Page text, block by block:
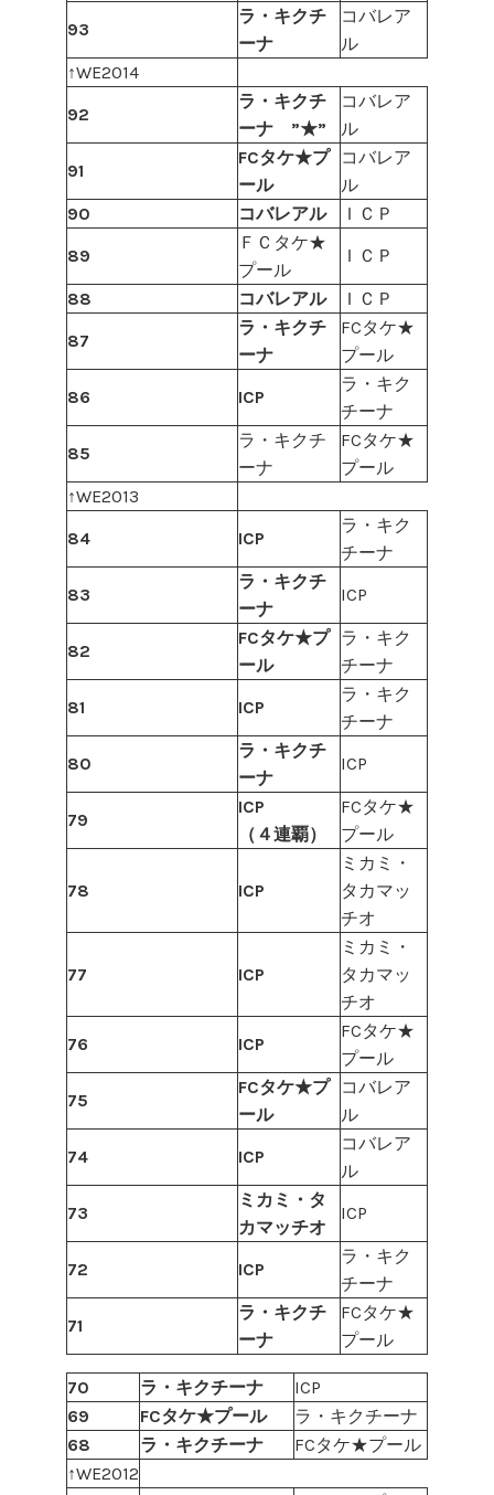
93
ラ・キクチ
ーナ
コバレア
ル
↑WE2014
92
ラ・キクチ
ーナ ”★”
コバレア
ル
91
FCタケ★プ
ール
コバレア
ル
90
コバレアル
ＩＣＰ
89
ＦＣタケ★
プール
ＩＣＰ
88 コバレアル
ＩＣＰ
87
ラ・キクチ
ーナ
FCタケ★
プール
86
ICP
ラ・キク
チーナ
85
ラ・キクチ
ーナ
FCタケ★
プール
↑WE2013
84
ICP
ラ・キク
チーナ
83
ラ・キクチ
ーナ
ICP
82
FCタケ★プ
ール
ラ・キク
チーナ
81
ICP
ラ・キク
チーナ
80
ラ・キクチ
ーナ
ICP
79
ICP
（４連覇）
FCタケ★
プール
78 ICP
ミカミ・
タカマッ
チオ
77 ICP
ミカミ・
タカマッ
チオ
76
ICP
FCタケ★
プール
75
FCタケ★プ
ール
コバレア
ル
74
ICP
コバレア
ル
73
ミカミ・タ
カマッチオ
ICP
72 ICP
ラ・キク
チーナ
71
ラ・キクチ
ーナ
FCタケ★
プール
70 ラ・キクチーナ
ICP
69
FCタケ★プール
ラ・キクチーナ
68
ラ・キクチーナ
FCタケ★プール
↑WE2012